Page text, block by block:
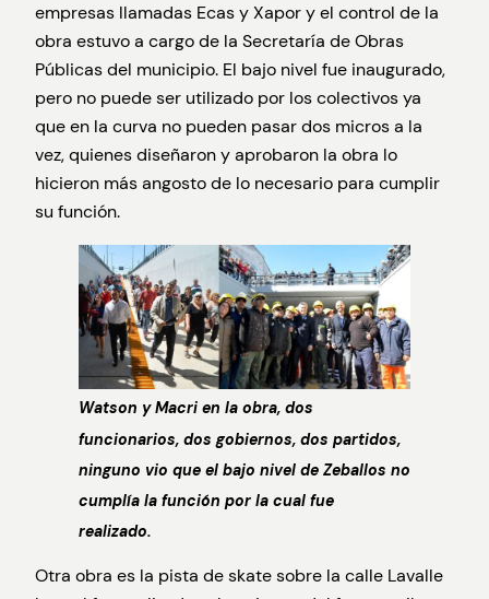
empresas llamadas Ecas y Xapor y el control de la
obra estuvo a cargo de la Secretaría de Obras
Públicas del municipio. El bajo nivel fue inaugurado,
pero no puede ser utilizado por los colectivos ya
que en la curva no pueden pasar dos micros a la
vez, quienes diseñaron y aprobaron la obra lo
hicieron más angosto de lo necesario para cumplir
su función.
Watson y Macri en la obra, dos
funcionarios, dos gobiernos, dos partidos,
ninguno vio que el bajo nivel de Zeballos no
cumplía la función por la cual fue
realizado.
Otra obra es la pista de skate sobre la calle Lavalle